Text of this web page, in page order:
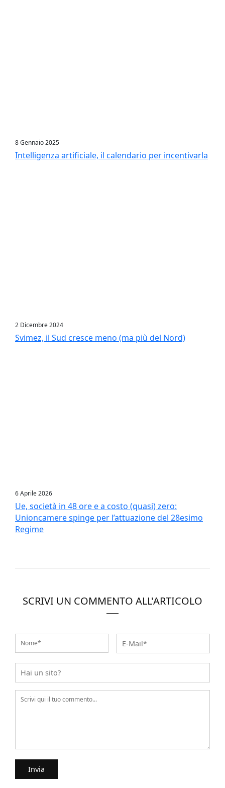
8 Gennaio 2025
Intelligenza artificiale, il calendario per incentivarla
2 Dicembre 2024
Svimez, il Sud cresce meno (ma più del Nord)
6 Aprile 2026
Ue, società in 48 ore e a costo (quasi) zero:
Unioncamere spinge per l’attuazione del 28esimo
Regime
SCRIVI UN COMMENTO ALL'ARTICOLO